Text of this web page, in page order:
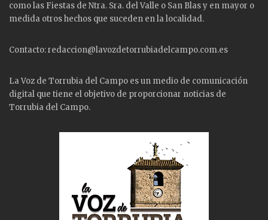
como las Fiestas de Ntra. Sra. del Valle o San Blas y en mayor o
medida otros hechos que suceden en la localidad.
Contacto: redaccion@lavozdetorrubiadelcampo.com.es
La Voz de Torrubia del Campo es un medio de comunicación
digital que tiene el objetivo de proporcionar noticias de
Torrubia del Campo.